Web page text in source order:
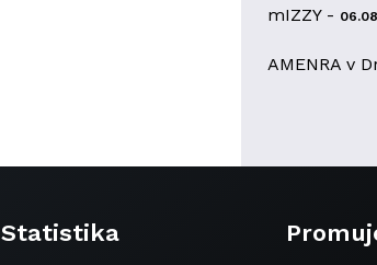
mIZZY -
AMENRA v
Statistika